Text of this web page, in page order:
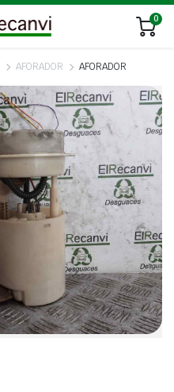
0
AFORADOR AFORADOR